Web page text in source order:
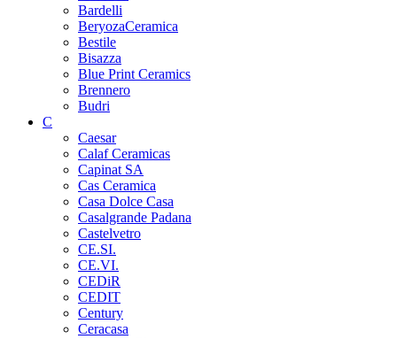
Bardelli
BeryozaCeramica
Bestile
Bisazza
Blue Print Ceramics
Brennero
Budri
C
Caesar
Calaf Ceramicas
Capinat SA
Cas Ceramica
Casa Dolce Casa
Casalgrande Padana
Castelvetro
CE.SI.
CE.VI.
CEDiR
CEDIT
Century
Ceracasa